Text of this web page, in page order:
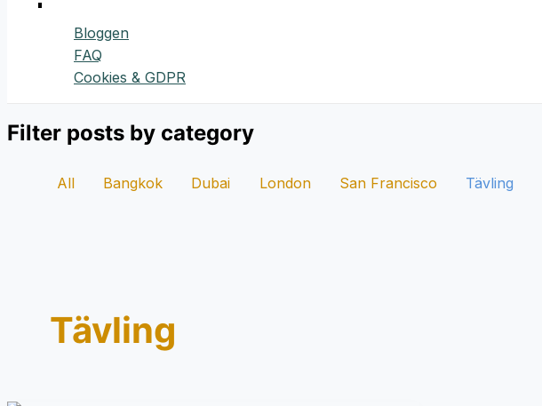
Bloggen
FAQ
Cookies & GDPR
Filter posts by category
All Bangkok Dubai London San Francisco Tävling
Tävling